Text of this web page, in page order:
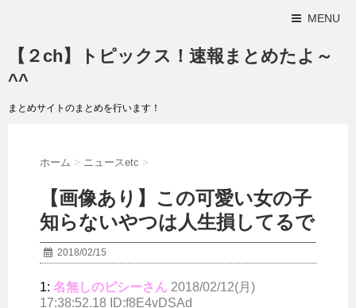
MENU
【２ch】トピックス！速報まとめたよ～
^^
まとめサイトのまとめを行います！
ホーム > ニュースetc >
【画像あり】この可愛い女の子
知らないやつは人生損してるで
2018/02/15
1: 名無しのピシーさん 2018/02/12(月)
17:38:52.18 ID:f8E4vDSAd